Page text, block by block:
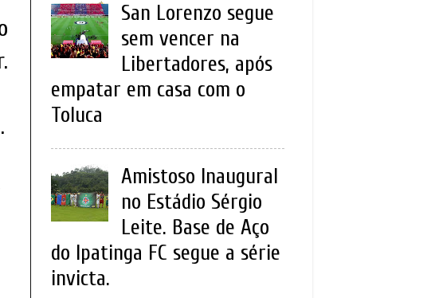
San Lorenzo segue
sem vencer na
Libertadores, após
empatar em casa com o
Toluca
Amistoso Inaugural
no Estádio Sérgio
Leite. Base de Aço
do Ipatinga FC segue a série
invicta.